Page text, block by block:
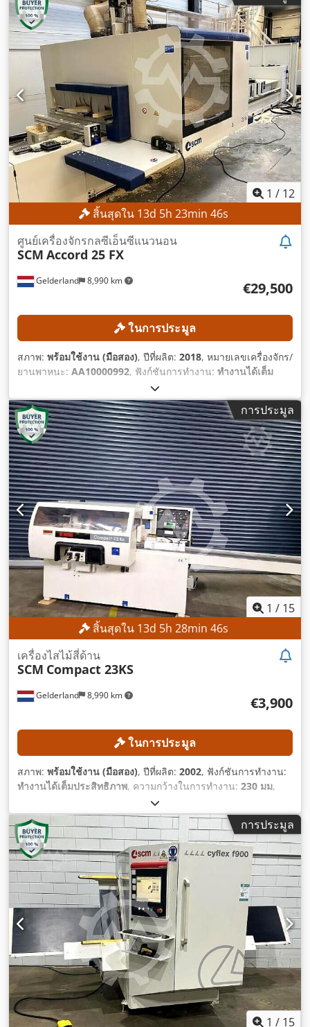
1 / 12
สิ้นสุดใน 13d 5h 23min 44s
Gelderland 8,990 km
ศูนย์เครื่องจักรกลซีเอ็นซีแนวนอน
SCM Accord 25 FX
€29,500
ในการประมูล
สภาพ: พร้อมใช้งาน (มือสอง), ปีที่ผลิต: 2018, หมายเลขเครื่องจักร/
ยานพาหนะ: AA10000992, ฟังก์ชันการทำงาน: ทำงานได้เต็ม
การประมูล
1 / 15
สิ้นสุดใน 13d 5h 28min 44s
Gelderland 8,990 km
เครื่องไสไม้สี่ด้าน
SCM Compact 23KS
€3,900
ในการประมูล
สภาพ: พร้อมใช้งาน (มือสอง), ปีที่ผลิต: 2002, ฟังก์ชันการทำงาน:
ทำงานได้เต็มประสิทธิภาพ, ความกว้างในการทำงาน: 230 มม,
, ความเร็วแกนหมุน (สูงสุด):
รอบ/นาที, ความสูงในการทำงาน:120 มม,
การประมูล
1 / 15